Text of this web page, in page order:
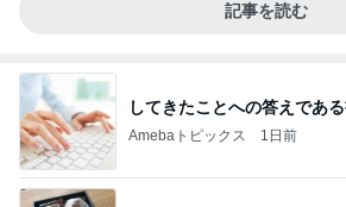
記事を読む
してきたことへの答えであ
Amebaトピックス 1日前